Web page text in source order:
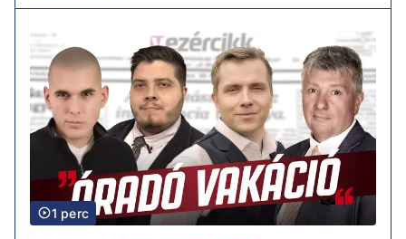
1 perc